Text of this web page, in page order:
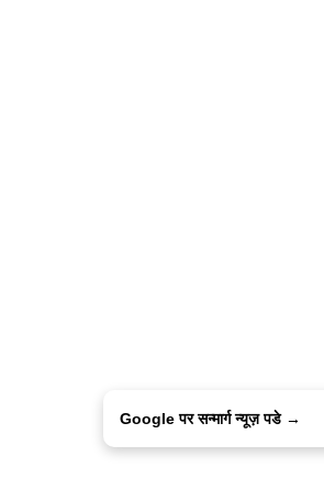
Google पर सन्मार्ग न्यूज़ पडे →